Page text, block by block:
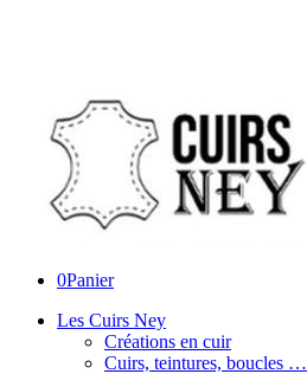
0Panier
Les Cuirs Ney
Créations en cuir
Cuirs, teintures, boucles …